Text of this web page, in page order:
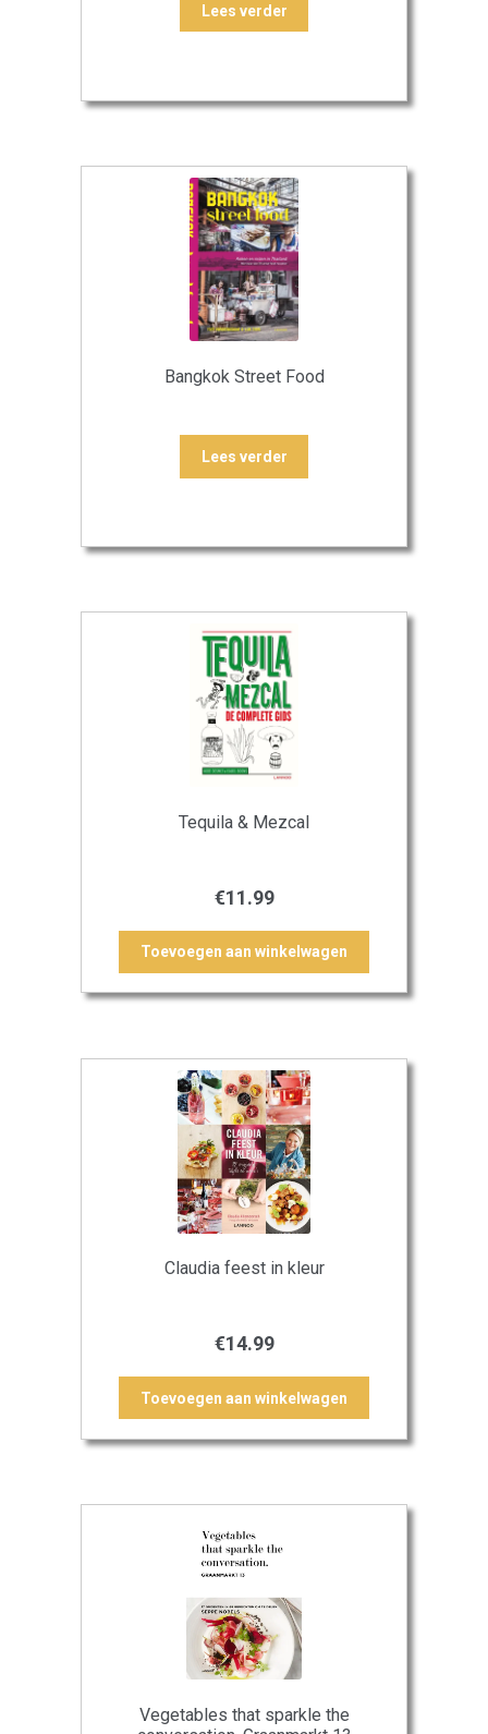
Lees verder
Bangkok Street Food
Lees verder
Tequila & Mezcal
€11.99
Toevoegen aan winkelwagen
Claudia feest in kleur
€14.99
Toevoegen aan winkelwagen
Vegetables that sparkle the